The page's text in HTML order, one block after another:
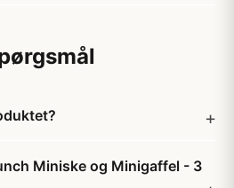
Miniske og Minigaffel - 3